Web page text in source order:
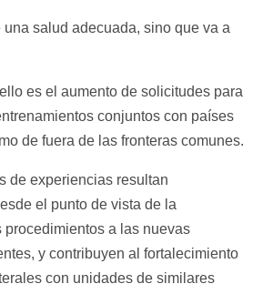
salud adecuada, sino que va a
es el aumento de solicitudes para
conjuntos con países
de fuera de las fronteras comunes.
de experiencias resultan
el punto de vista de la
a las nuevas
y contribuyen al fortalecimiento
con unidades de similares